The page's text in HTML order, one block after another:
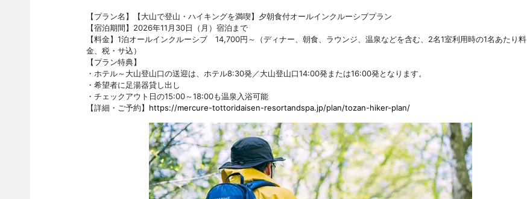
【プラン名】【大山で登山・ハイキングを満喫】夕朝食付オールインクルーシブプラン
【宿泊期間】2026年11月30日（月）宿泊まで
【料金】1泊オールインクルーシブ 14,700円～（ディナー、朝食、ラウンジ、温泉などを含む、2名1室利用時の1名あたり料
金、税・サ込）
【プラン特典】
・ホテル～大山登山口の送迎は、ホテル8:30発／大山登山口14:00発または16:00発となります。
・希望者に足湯器貸し出し
・チェックアウト日の15:00～18:00も温泉入浴可能
【詳細・ご予約】 https://mercure-tottoridaisen-resortandspa.jp/plan/tozan-hiker-plan/